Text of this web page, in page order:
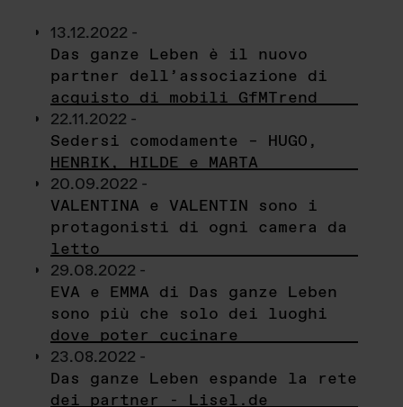
13.12.2022 -
Das ganze Leben è il nuovo
partner dell’associazione di
acquisto di mobili GfMTrend
22.11.2022 -
Sedersi comodamente – HUGO,
HENRIK, HILDE e MARTA
20.09.2022 -
VALENTINA e VALENTIN sono i
protagonisti di ogni camera da
letto
29.08.2022 -
EVA e EMMA di Das ganze Leben
sono più che solo dei luoghi
dove poter cucinare
23.08.2022 -
Das ganze Leben espande la rete
dei partner - Lisel.de